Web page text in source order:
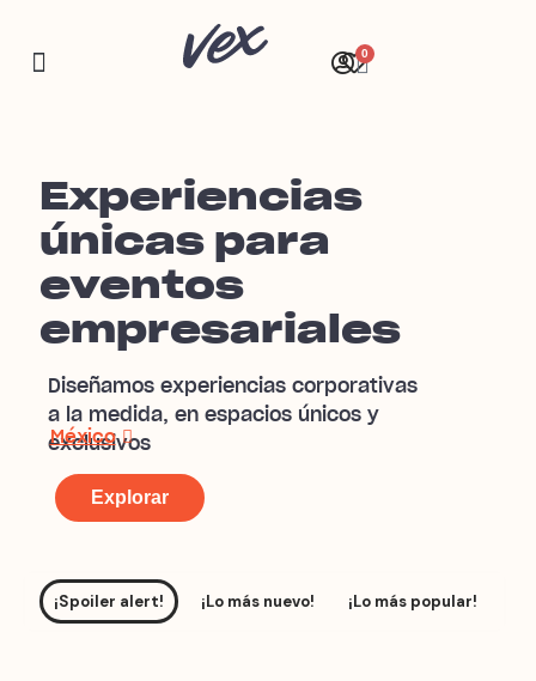
0
Experiencias
únicas para
eventos
empresariales
Diseñamos experiencias corporativas
a la medida, en espacios únicos y
exclusivos
México
Explorar
¡Spoiler alert! ¡Lo más nuevo! ¡Lo más popular!